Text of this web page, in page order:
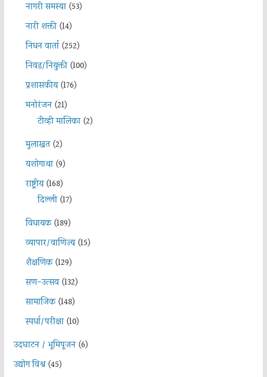
नागरी समस्या(53)
नारी शक्ती(14)
निधन वार्ता(252)
निवड/नियुक्ती(100)
प्रशासकीय(176)
मनोरंजन(21)
टीव्ही मालिका(2)
मुलाखत(2)
यशोगाथा(9)
राष्ट्रीय(168)
दिल्ली(17)
विधायक(189)
व्यापार/वाणिज्य(15)
शैक्षणिक(129)
सण-उत्सव(132)
सामाजिक(148)
स्पर्धा/परीक्षा(10)
उदघाटन / भूमिपूजन(6)
उद्योग विश्व(45)